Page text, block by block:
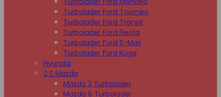
Turbolader Ford Tourneo
Turbolader Ford Transit
Turbolader Ford Fiesta
Turbolader Ford S-Max
Turbolader Ford Kuga
Hyundai
  Mazda
Mazda 3 Turbolader
Mazda 6 Turbolader